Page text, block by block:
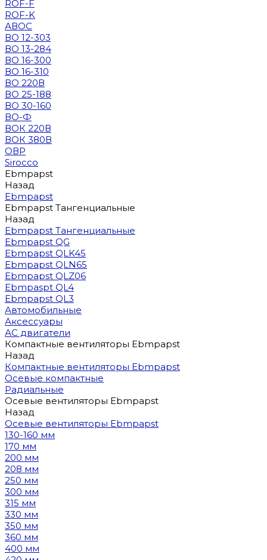
ROF-F
ROF-K
АВОС
ВО 12-303
ВО 13-284
ВО 16-300
ВО 16-310
ВО 220В
ВО 25-188
ВО 30-160
ВО-Ф
ВОК 220В
ВОК 380В
ОВР
Sirocco
Ebmpapst
Назад
Ebmpapst
Ebmpapst Тангенциальные
Назад
Ebmpapst Тангенциальные
Ebmpapst QG
Ebmpapst QLK45
Ebmpapst QLN65
Ebmpapst QLZ06
Ebmpaspt QL4
Ebmpapst QL3
Автомобильные
Аксессуары
АС двигатели
Компактные вентиляторы Ebmpapst
Назад
Компактные вентиляторы Ebmpapst
Осевые компактные
Радиальные
Осевые вентиляторы Ebmpapst
Назад
Осевые вентиляторы Ebmpapst
130-160 мм
170 мм
200 мм
208 мм
250 мм
300 мм
315 мм
330 мм
350 мм
360 мм
400 мм